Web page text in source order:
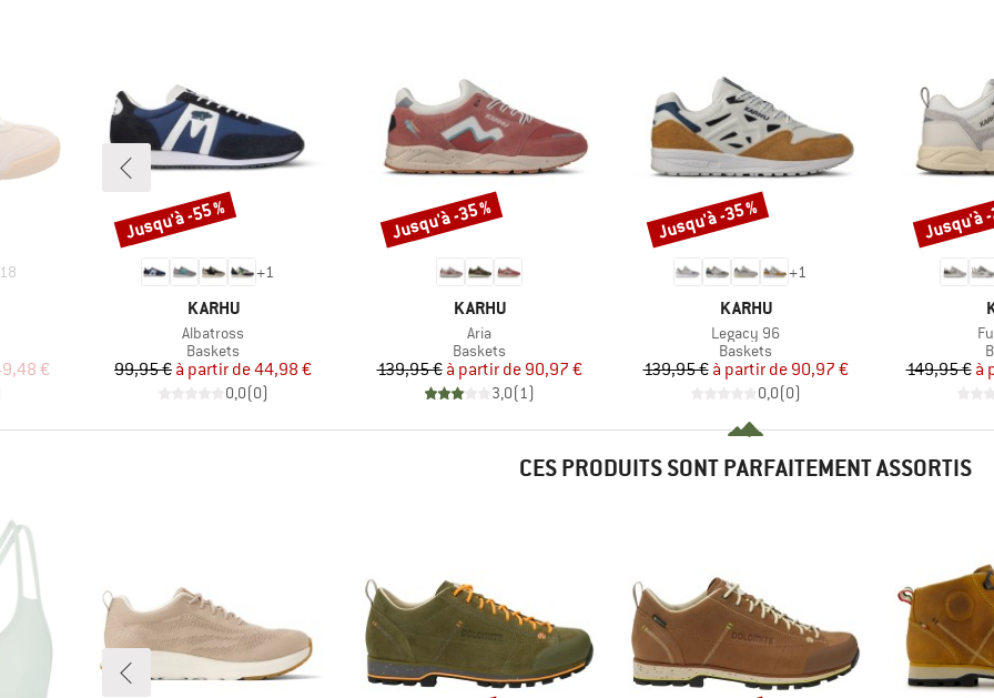
18
€
+1
MARQUE
KARHU
Article
Albatross
Product group
Baskets
Prix
99,95 € Prix réduit
à partir de44,98 €
0,0(0)
Remise
Jusqu'à -55 %
MARQUE
KARHU
Article
Aria
Product group
Baskets
Prix
139,95 € Prix réduit
à partir de 90,97 €
3,0( 1)
Remise
Jusqu'à -35 %
+1
MARQUE
KARHU
Article
Legacy 96
Product group
Baskets
Prix
139,95 € Prix réduit
à partir de 90,97 €
0,0(0)
Remise
Jusqu'à -35 %
149,95 € à
Remise
Jusqu'à
CES PRODUITS SONT PARFAITEMENT ASSORTIS